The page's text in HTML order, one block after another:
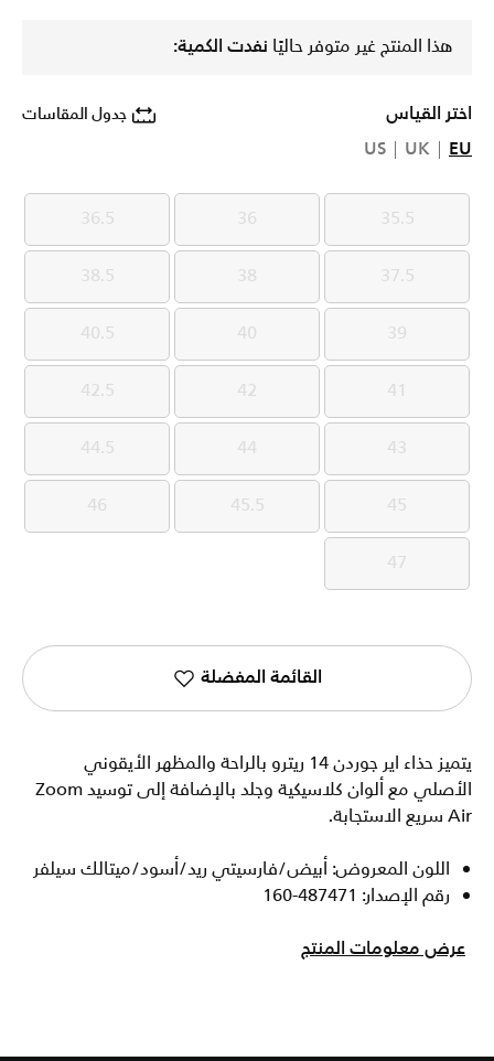
هذا المنتج غير متوفر حاليًا نفدت الكمية:
اختر القياس جدول المقاسات
EU
UK
US
35.5
35.5
36
36
36.5
36.5
37.5
37.5
38
38
38.5
38.5
39
39
40
40
40.5
40.5
41
41
42
42
42.5
42.5
43
43
44
44
44.5
44.5
45
45
45.5
45.5
46
46
47
47
القائمة المفضلة
يتميز حذاء اير جوردن 14 ريترو بالراحة والمظهر الأيقوني
الأصلي مع ألوان كلاسيكية وجلد بالإضافة إلى توسيد Zoom
Air سريع الاستجابة.
اللون المعروض: أبيض/فارسيتي ريد/أسود/ميتالك سيلفر
رقم الإصدار: 487471-160
عرض معلومات المنتج